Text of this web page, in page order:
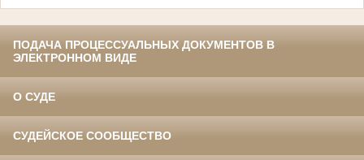
ПОДАЧА ПРОЦЕССУАЛЬНЫХ ДОКУМЕНТОВ В
ЭЛЕКТРОННОМ ВИДЕ
О СУДЕ
СУДЕЙСКОЕ СООБЩЕСТВО